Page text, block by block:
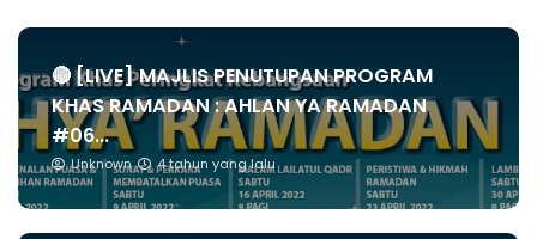
🔴 [LIVE] MAJLIS PENUTUPAN PROGRAM
KHAS RAMADAN : AHLAN YA RAMADAN
#06...
Unknown 4 tahun yang lalu